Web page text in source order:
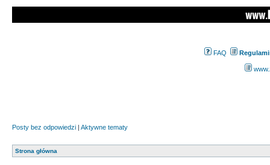
FAQ
Posty bez odpowiedzi | Aktywne tematy
Strona główna